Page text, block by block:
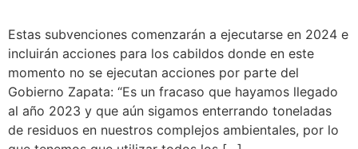
Estas subvenciones comenzarán a ejecutarse en 2024 e
incluirán acciones para los cabildos donde en este
momento no se ejecutan acciones por parte del
Gobierno Zapata: “Es un fracaso que hayamos llegado
al año 2023 y que aún sigamos enterrando toneladas
de residuos en nuestros complejos ambientales, por lo